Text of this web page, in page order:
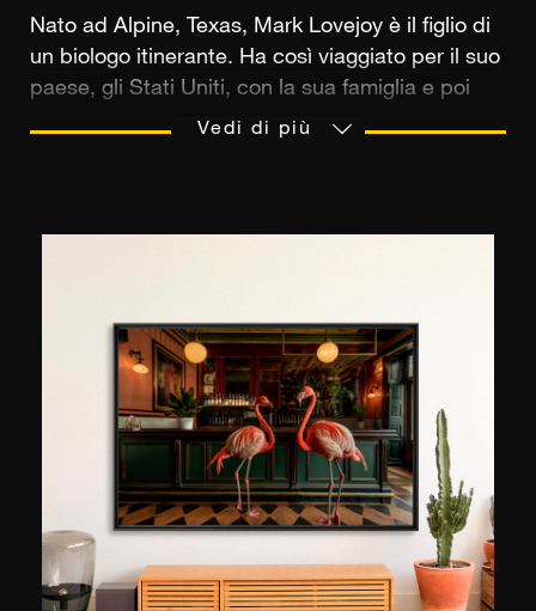
Nato ad Alpine, Texas, Mark Lovejoy è il figlio di
un biologo itinerante. Ha così viaggiato per il suo
paese, gli Stati Uniti, con la sua famiglia e poi
per il mondo con la sua macchina fotografica.
importante e in particolare alcuni dei suoi illustri
rappresentanti come Jackson Pollock, Jean-
Michel Basquiat, Vincent Van Gogh e Mark
Tobey. Utilizzando luce, intensità ed energia,
Mark Lovejoy si ispira al movimento pittorico per
creare scatti astratti. Dice l’artista americano
“La bellezza dell’astrazione sta nella percezione
dello spettatore e solo i sognatori possono
interpretare i sogni. » Con questa serie di scatti
Vedi di più